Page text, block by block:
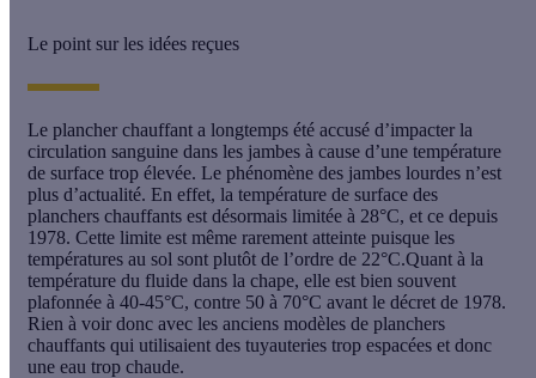
Le point sur les idées reçues
Le plancher chauffant a longtemps été accusé d’impacter la
circulation sanguine dans les jambes à cause d’une température
de surface trop élevée. Le phénomène des jambes lourdes n’est
plus d’actualité. En effet, la température de surface des
planchers chauffants est désormais limitée à 28°C, et ce depuis
1978. Cette limite est même rarement atteinte puisque les
températures au sol sont plutôt de l’ordre de 22°C.Quant à la
température du fluide dans la chape, elle est bien souvent
plafonnée à 40-45°C, contre 50 à 70°C avant le décret de 1978.
Rien à voir donc avec les anciens modèles de planchers
chauffants qui utilisaient des tuyauteries trop espacées et donc
une eau trop chaude.